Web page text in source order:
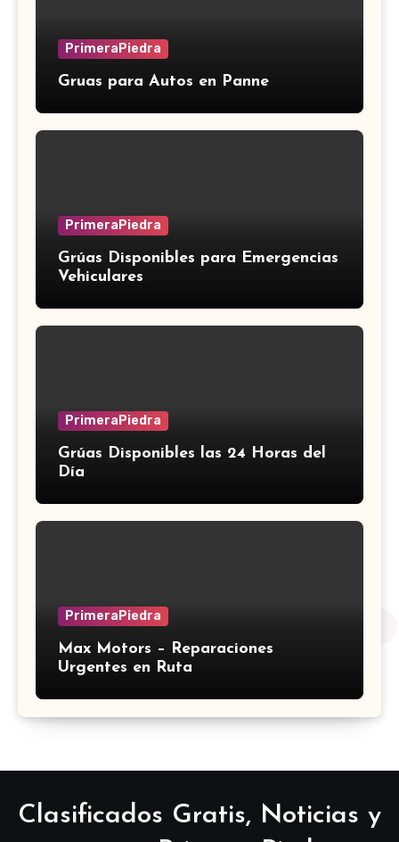
PrimeraPiedra
Gruas para Autos en Panne
PrimeraPiedra
Grúas Disponibles para Emergencias
Vehiculares
PrimeraPiedra
Grúas Disponibles las 24 Horas del
Día
PrimeraPiedra
Max Motors – Reparaciones
Urgentes en Ruta
Clasificados Gratis, Noticias y